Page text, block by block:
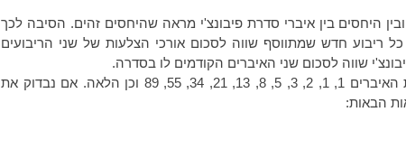
היחסים בין איברי סדרת פיבונצ'י מראה שהיחסים זהים. הסיבה לכך
ריבוע חדש שמתווסף שווה לסכום אורכי הצלעות של שני הריבועים
שווה לסכום שני האיברים הקודמים לו בסדרה.
סדרת פיבונצ'י היא סדרה אינסופית, הכוללת את האיברים 1, 1, 2, 3, 5, 8, 13, 21, 34, 55, 89 וכן הלאה. אם נבדוק את
הבאות: